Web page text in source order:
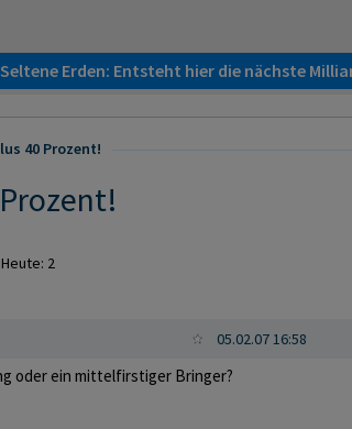
Erden: Entsteht hier die nächste
40 Prozent!
2
05.02.07 16:58
oder ein mittelfirstiger Bringer?